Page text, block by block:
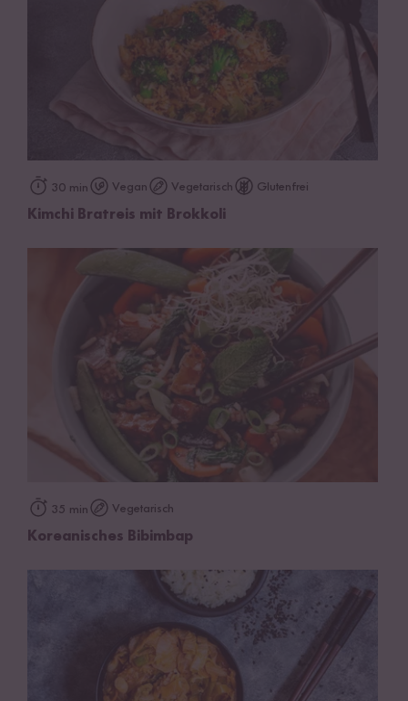
30 min Vegan Vegetarisch Glutenfrei
Kimchi Bratreis mit Brokkoli
35 min Vegetarisch
Koreanisches Bibimbap